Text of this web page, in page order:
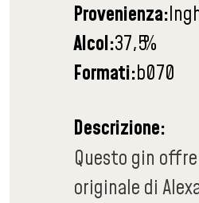
Provenienza:
Alcol:37,5%
Formati:b070
Descrizione:
Questo gin
originale di